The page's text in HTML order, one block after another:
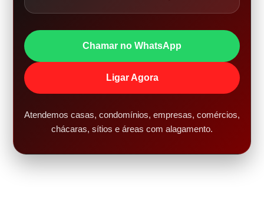
Chamar no WhatsApp
Ligar Agora
Atendemos casas, condomínios, empresas, comércios,
chácaras, sítios e áreas com alagamento.